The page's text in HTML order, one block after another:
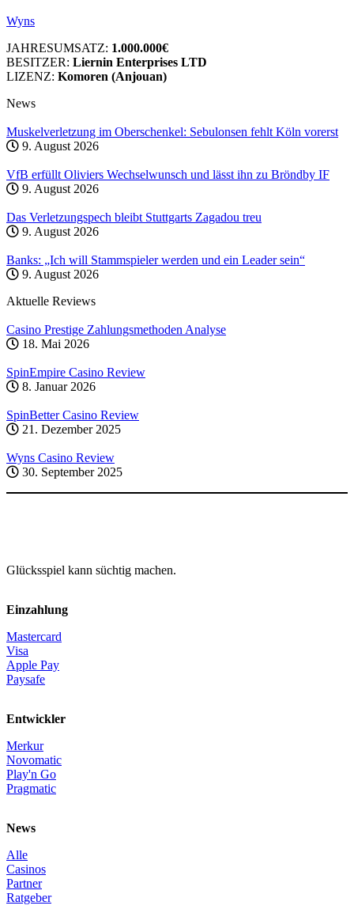
Wyns
JAHRESUMSATZ: 1.000.000€
BESITZER: Liernin Enterprises LTD
LIZENZ: Komoren (Anjouan)
News
Muskelverletzung im Oberschenkel: Sebulonsen fehlt Köln vorerst
9. August 2026
VfB erfüllt Oliviers Wechselwunsch und lässt ihn zu Bröndby IF
9. August 2026
Das Verletzungspech bleibt Stuttgarts Zagadou treu
9. August 2026
Banks: „Ich will Stammspieler werden und ein Leader sein“
9. August 2026
Aktuelle Reviews
Casino Prestige Zahlungsmethoden Analyse
18. Mai 2026
SpinEmpire Casino Review
8. Januar 2026
SpinBetter Casino Review
21. Dezember 2025
Wyns Casino Review
30. September 2025
Glücksspiel kann süchtig machen.
Einzahlung
Mastercard
Visa
Apple Pay
Paysafe
Entwickler
Merkur
Novomatic
Play'n Go
Pragmatic
News
Alle
Casinos
Partner
Ratgeber